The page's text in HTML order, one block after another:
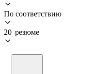
По соответствию
20 резюме